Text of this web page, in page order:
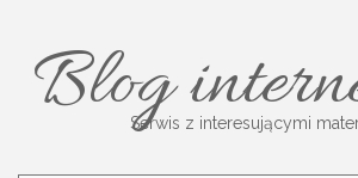
BlogSerwis z interesującymi